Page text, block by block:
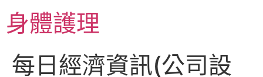
主身體護理
每日經濟資訊(公司設